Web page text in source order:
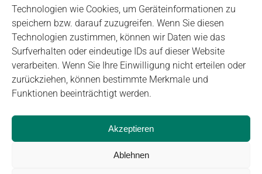
Technologien wie Cookies, um Geräteinformationen zu
speichern bzw. darauf zuzugreifen. Wenn Sie diesen
Technologien zustimmen, können wir Daten wie das
Surfverhalten oder eindeutige IDs auf dieser Website
verarbeiten. Wenn Sie Ihre Einwilligung nicht erteilen oder
zurückziehen, können bestimmte Merkmale und
Funktionen beeinträchtigt werden.
Akzeptieren
Ablehnen
Impressum Datenschutz Login